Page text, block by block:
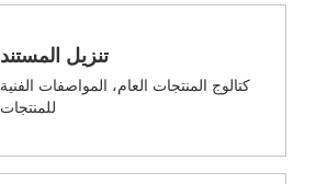
تنزيل المستند
كتالوج المنتجات العام، المواصفات الفنية
للمنتجات